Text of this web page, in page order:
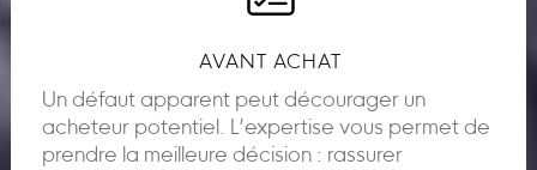
AVANT ACHAT
Un défaut apparent peut décourager un
acheteur potentiel. L’expertise vous permet de
prendre la meilleure décision : rassurer